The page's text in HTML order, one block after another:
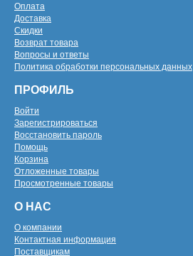
Оплата
Доставка
Скидки
Возврат товара
Вопросы и ответы
Политика обработки персональных данных
ПРОФИЛЬ
Войти
Зарегистрироваться
Восстановить пароль
Помощь
Корзина
Отложенные товары
Просмотренные товары
О НАС
О компании
Контактная информация
Поставщикам